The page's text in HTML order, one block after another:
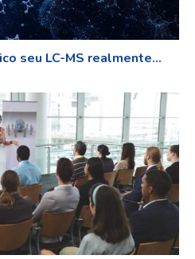
seu LC-MS realmente...